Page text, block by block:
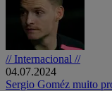
// Internacional //
04.07.2024
Sergio Goméz muito